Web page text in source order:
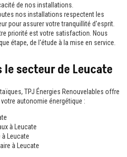
de nos installations.
nos installations respectent les
pour assurer votre tranquillité d'esprit.
priorité est votre satisfaction. Nous
étape, de l'étude à la mise en service.
le secteur de Leucate
TPJ Énergies Renouvelables offre
autonomie énergétique :
à Leucate
à Leucate
à Leucate